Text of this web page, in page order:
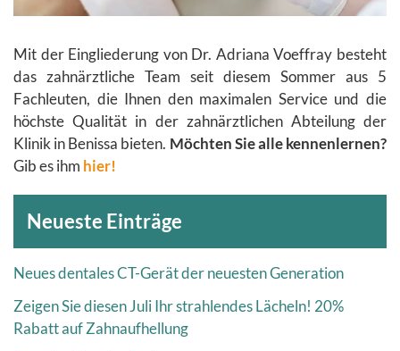
Mit der Eingliederung von Dr. Adriana Voeffray besteht
das zahnärztliche Team seit diesem Sommer aus 5
Fachleuten, die Ihnen den maximalen Service und die
höchste Qualität in der zahnärztlichen Abteilung der
Klinik in Benissa bieten. Möchten Sie alle kennenlernen?
Gib es ihm hier!
Neueste Einträge
Neues dentales CT-Gerät der neuesten Generation
Zeigen Sie diesen Juli Ihr strahlendes Lächeln! 20%
Rabatt auf Zahnaufhellung